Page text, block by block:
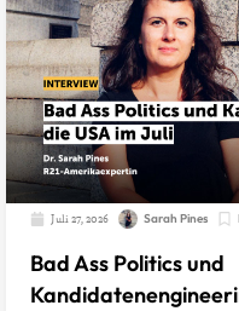
Juli 27, 2026 Sarah Pines
Bad Ass Politics und